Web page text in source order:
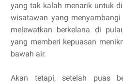
yang tak kalah menarik untuk
wisatawan yang
melewatkan berkelana di
yang memberi kepuasan
bawah air.
Akan tetapi, setelah puas